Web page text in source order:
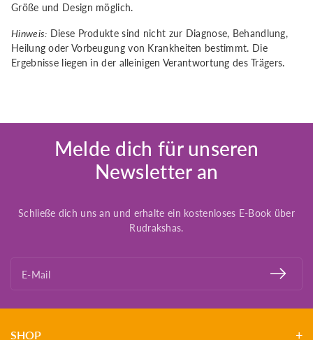
Größe und Design möglich.
Hinweis: Diese Produkte sind nicht zur Diagnose, Behandlung,
Heilung oder Vorbeugung von Krankheiten bestimmt. Die
Ergebnisse liegen in der alleinigen Verantwortung des Trägers.
Melde dich für unseren
Newsletter an
Schließe dich uns an und erhalte ein kostenloses E-Book über
Rudrakshas.
E-Mail
SHOP